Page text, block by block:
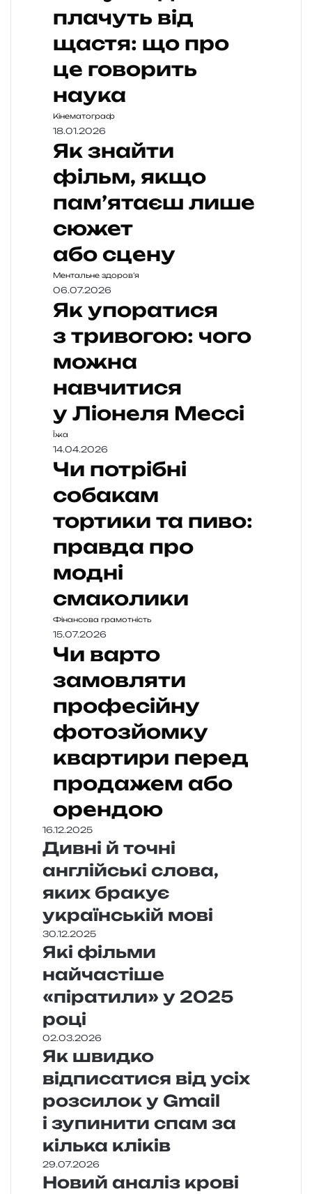
плачуть від
щастя: що про
це говорить
наука
Кінематограф
18.01.2026
Як знайти
фільм, якщо
пам’ятаєш лише
сюжет
або сцену
Ментальне здоров’я
06.07.2026
Як упоратися
з тривогою: чого
можна
навчитися
у Ліонеля Мессі
Їжа
14.04.2026
Чи потрібні
собакам
тортики та пиво:
правда про
модні
смаколики
Фінансова грамотність
15.07.2026
Чи варто
замовляти
професійну
фотозйомку
квартири перед
продажем або
орендою
16.12.2025
Дивні й точні
англійські слова,
яких бракує
українській мові
30.12.2025
Які фільми
найчастіше
«піратили» у 2025
році
02.03.2026
Як швидко
відписатися від усіх
розсилок у Gmail
і зупинити спам за
кілька кліків
29.07.2026
Новий аналіз крові